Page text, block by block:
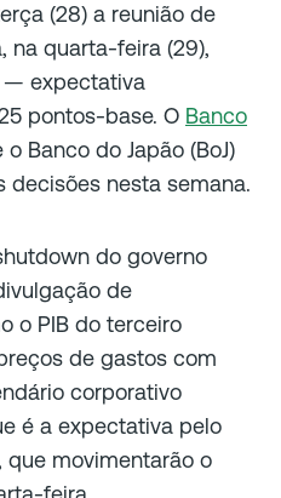
(28) a reunião de
na quarta-feira (29),
— expectativa
pontos-base. O Banco
o Banco do Japão (BoJ)
nesta semana.
do governo
de
o PIB do terceiro
de gastos com
corporativo
é a expectativa pelo
movimentarão o